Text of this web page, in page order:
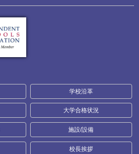
学校沿革
大学合格状況
施設/設備
校長挨拶